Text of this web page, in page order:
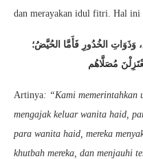
dan merayakan idul fitri. Hal ini
وَذَوَاتِ الخُدُورِ فَأَمَّا الحُيَّضُ؛
مُصَلَّاهُم
Artinya: “Kami memerintahkan
mengajak keluar wanita haid,
para wanita haid, mereka
khutbah mereka, dan menjauhi